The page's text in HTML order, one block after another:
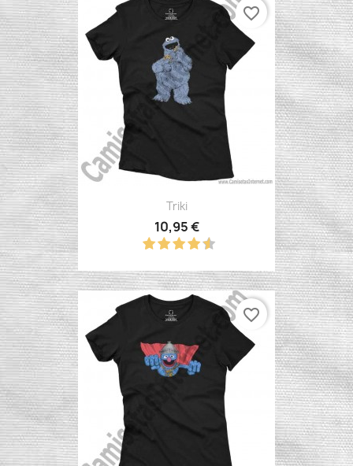
Triki
10,95 €
favorite_border
favorite_border